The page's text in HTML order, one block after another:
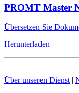
PROMT Master
Übersetzen Sie
Herunterladen
Über unseren Dienst |